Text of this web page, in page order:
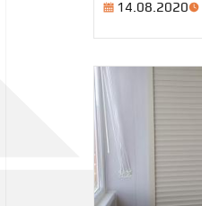
14.08.2020